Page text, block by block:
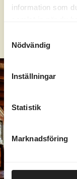
information som
Nödvändig
Inställningar
Statistik
Marknadsföring